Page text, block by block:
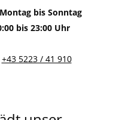
bis Sonntag
bis 23:00 Uhr
+43 5223 / 41 910